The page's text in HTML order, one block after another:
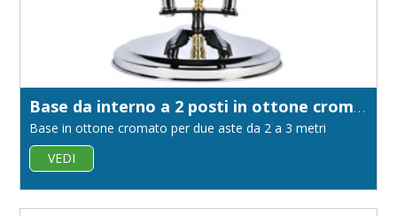
Base da interno a 2 posti in ottone cromato
Base in ottone cromato per due aste da 2 a 3 metri
VEDI